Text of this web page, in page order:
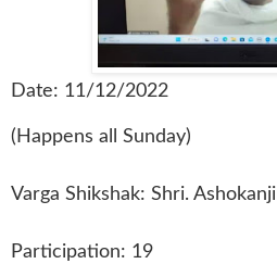
Date: 11/12/2022
(Happens all Sunday)
Varga Shikshak: Shri. Ashokanji
Participation: 19